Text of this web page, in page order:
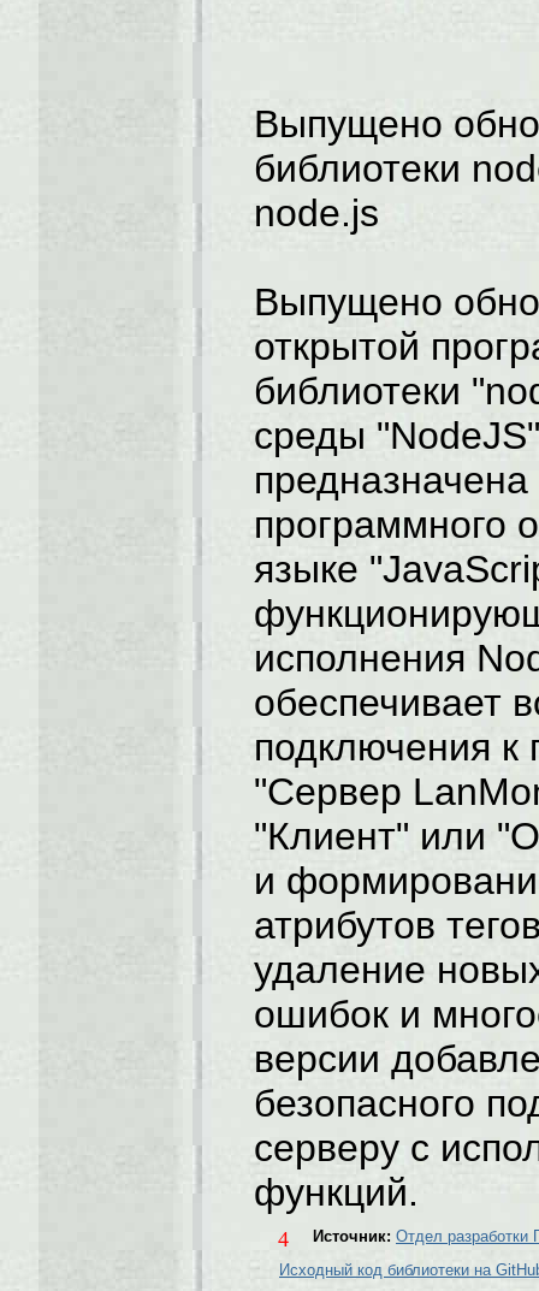
Выпущено
библиотеки
node.js
Выпущено
открытой
библиотеки
среды
программного
языке
исполнения
обеспечивает
подключения к
"Сервер
"Клиент" или
и
атрибутов
удаление
ошибок и
версии
безопасного
серверу с
функций.
4 Источник: Отдел
Исходный код библиотеки на